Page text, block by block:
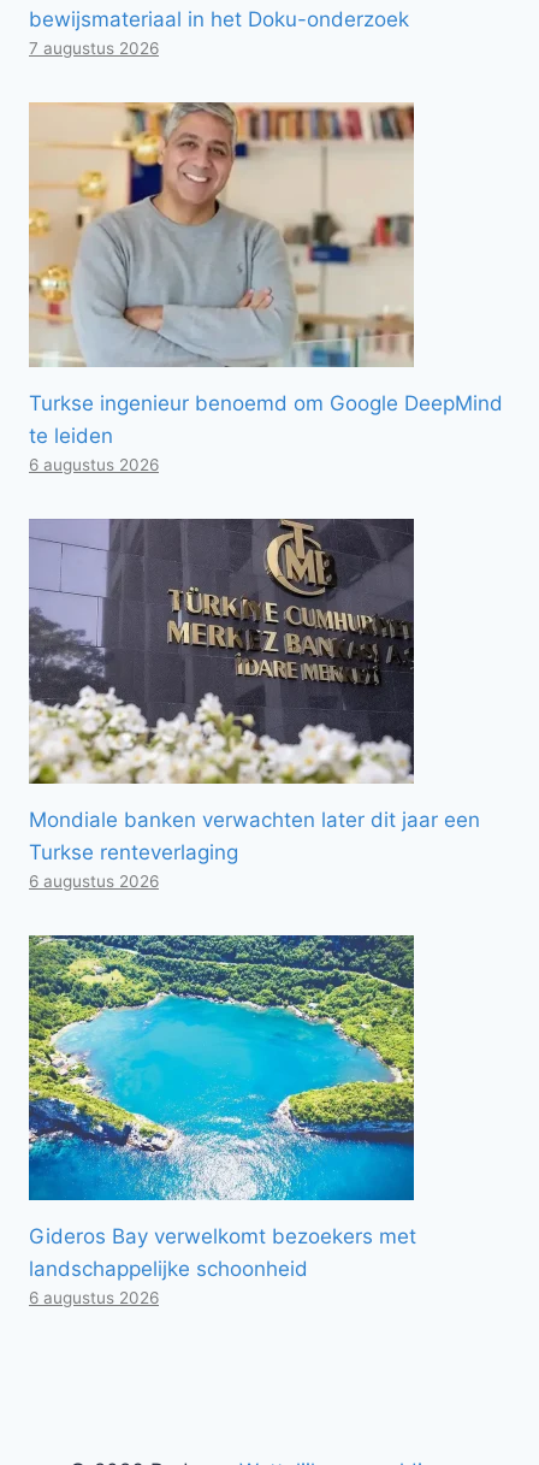
bewijsmateriaal in het Doku-onderzoek
7 augustus 2026
Turkse ingenieur benoemd om Google DeepMind
te leiden
6 augustus 2026
Mondiale banken verwachten later dit jaar een
Turkse renteverlaging
6 augustus 2026
Gideros Bay verwelkomt bezoekers met
landschappelijke schoonheid
6 augustus 2026